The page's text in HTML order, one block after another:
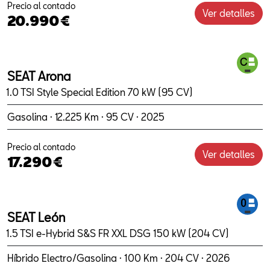
Precio al contado
20.990€ Ver detalles
SEAT Arona
1.0 TSI Style Special Edition 70 kW (95 CV)
Gasolina · 12.225 Km · 95 CV · 2025
Precio al contado
17.290€ Ver detalles
SEAT León
1.5 TSI e-Hybrid S&S FR XXL DSG 150 kW (204 CV)
Híbrido Electro/Gasolina · 100 Km · 204 CV · 2026